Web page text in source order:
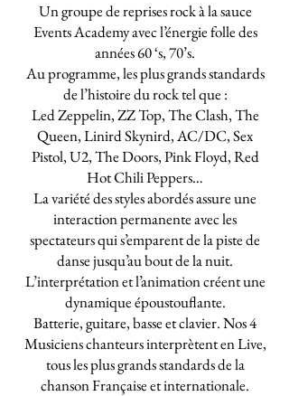
Un groupe de reprises rock à la sauce
Events Academy avec l’énergie folle des
années 60 ‘s, 70’s.
Au programme, les plus grands standards
de l’histoire du rock tel que :
Led Zeppelin, ZZ Top, The Clash, The
Queen, Linird Skynird, AC/DC, Sex
Pistol, U2, The Doors, Pink Floyd, Red
Hot Chili Peppers…
La variété des styles abordés assure une
interaction permanente avec les
spectateurs qui s’emparent de la piste de
danse jusqu’au bout de la nuit.
L’interprétation et l’animation créent une
dynamique époustouflante.
Batterie, guitare, basse et clavier. Nos 4
Musiciens chanteurs interprètent en Live,
tous les plus grands standards de la
chanson Française et internationale.